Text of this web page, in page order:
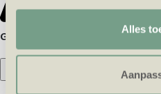
🎯 Marketing cookies –
aanbiedingen en advertenties
Alles